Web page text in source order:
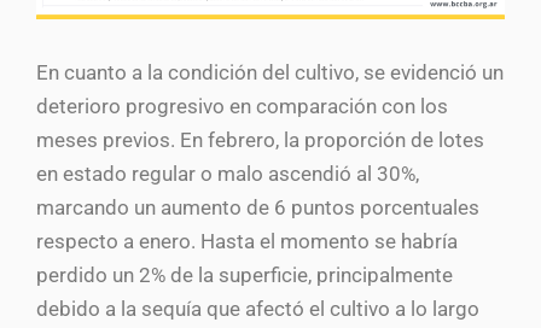
En cuanto a la condición del cultivo, se evidenció un
deterioro progresivo en comparación con los
meses previos. En febrero, la proporción de lotes
en estado regular o malo ascendió al 30%,
marcando un aumento de 6 puntos porcentuales
respecto a enero. Hasta el momento se habría
perdido un 2% de la superficie, principalmente
debido a la sequía que afectó el cultivo a lo largo